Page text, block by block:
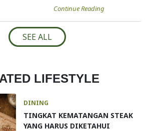
Continue Reading
SEE ALL
LIFESTYLE
DINING
TINGKAT KEMATANGAN STEAK
YANG HARUS DIKETAHUI